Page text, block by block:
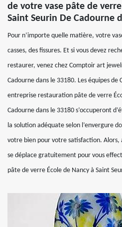
de votre vase pâte de
Saint Seurin De Cadourne
Pour n’importe quelle matière, votre
casses, des fissures. Et si vous devez
restaurer, venez chez Comptoir art
Cadourne dans le 33180. Les équipes
entreprise restauration pâte de verre
Cadourne dans le 33180 s’occuperont
la solution adéquate selon l’envergure
votre bien pour votre satisfaction.
se déplace gratuitement pour vous
pâte de verre École de Nancy à Saint